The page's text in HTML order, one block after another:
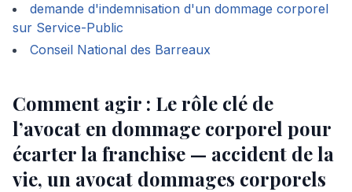
demande d'indemnisation d'un dommage corporel
sur Service-Public
Conseil National des Barreaux
Comment agir : Le rôle clé de
l’avocat en dommage corporel pour
écarter la franchise — accident de la
vie, un avocat dommages corporels